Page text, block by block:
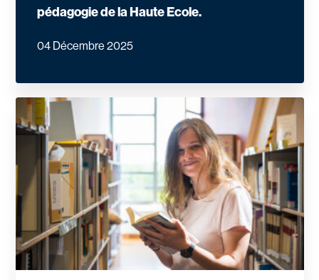
pédagogie de la Haute Ecole.
04 Décembre 2025
En savoir plus